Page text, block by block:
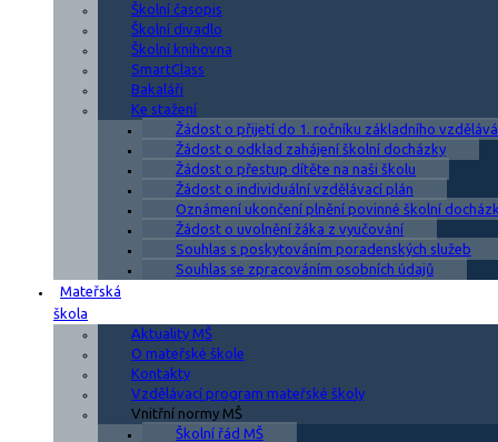
Školní časopis
Školní divadlo
Školní knihovna
SmartClass
Bakaláři
Ke stažení
Žádost o přijetí do 1. ročníku základního
Žádost o odklad zahájení školní docházky
Žádost o přestup dítěte na naši školu
Žádost o individuální vzdělávací plán
Oznámení ukončení plnění povinné školní
Žádost o uvolnění žáka z vyučování
Souhlas s poskytováním poradenských služeb
Souhlas se zpracováním osobních údajů
Mateřská
škola
Aktuality MŠ
O mateřské škole
Kontakty
Vzdělávací program mateřské školy
Vnitřní normy MŠ
Školní řád MŠ